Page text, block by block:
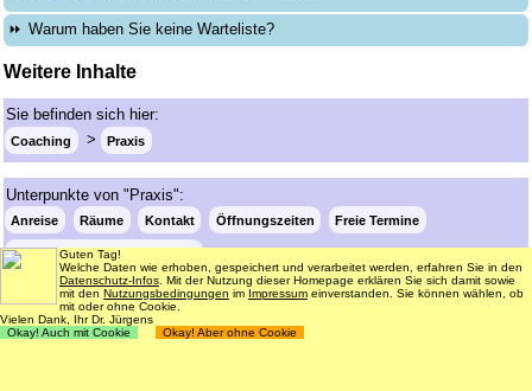
Warum haben Sie keine Warteliste?
Weitere Inhalte
Sie befinden sich hier:
Coaching Praxis
Unterpunkte von "Praxis":
Anreise Räume Kontakt Öffnungszeiten Freie Termine
Info-eMail bei freien Terminen
Login
Datenschutz
Impressum Nutzungsbedingungen
Guten Tag!
Welche Daten wie erhoben, gespeichert und verarbeitet werden, erfahren Sie in den
Datenschutz-Infos. Mit der Nutzung dieser Homepage erklären Sie sich damit sowie
mit den Nutzungsbedingungen im Impressumeinverstanden. Sie können wählen, ob
mit oder ohne Cookie.
Vielen Dank, Ihr Dr. Jürgens
Okay! Auch mit Cookie
Okay! Aber ohne Cookie